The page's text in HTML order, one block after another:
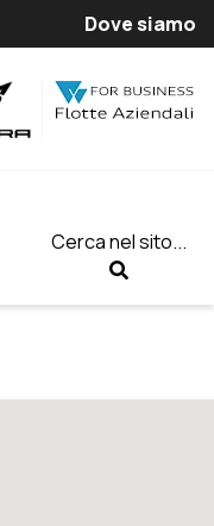
Dove siamo
Cerca nel sito...